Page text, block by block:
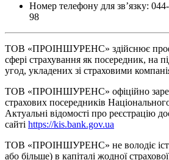
Номер телефону для зв’язку:
98
ТОВ «ПРОІНШУРЕНС» здійснює
сфері страхування як посередник, на
угод, укладених зі страховими
ТОВ «ПРОІНШУРЕНС» офіційно
страхових посередників
Актуальні відомості про реєстрацію
сайті https://kis.bank.gov.ua
ТОВ «ПРОІНШУРЕНС» не володіє
або більше) в капіталі жодної